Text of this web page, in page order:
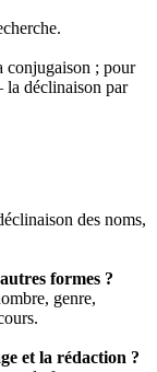
conjugaison ; pour
la déclinaison par
des noms,
formes ?
genre,
et la rédaction ?